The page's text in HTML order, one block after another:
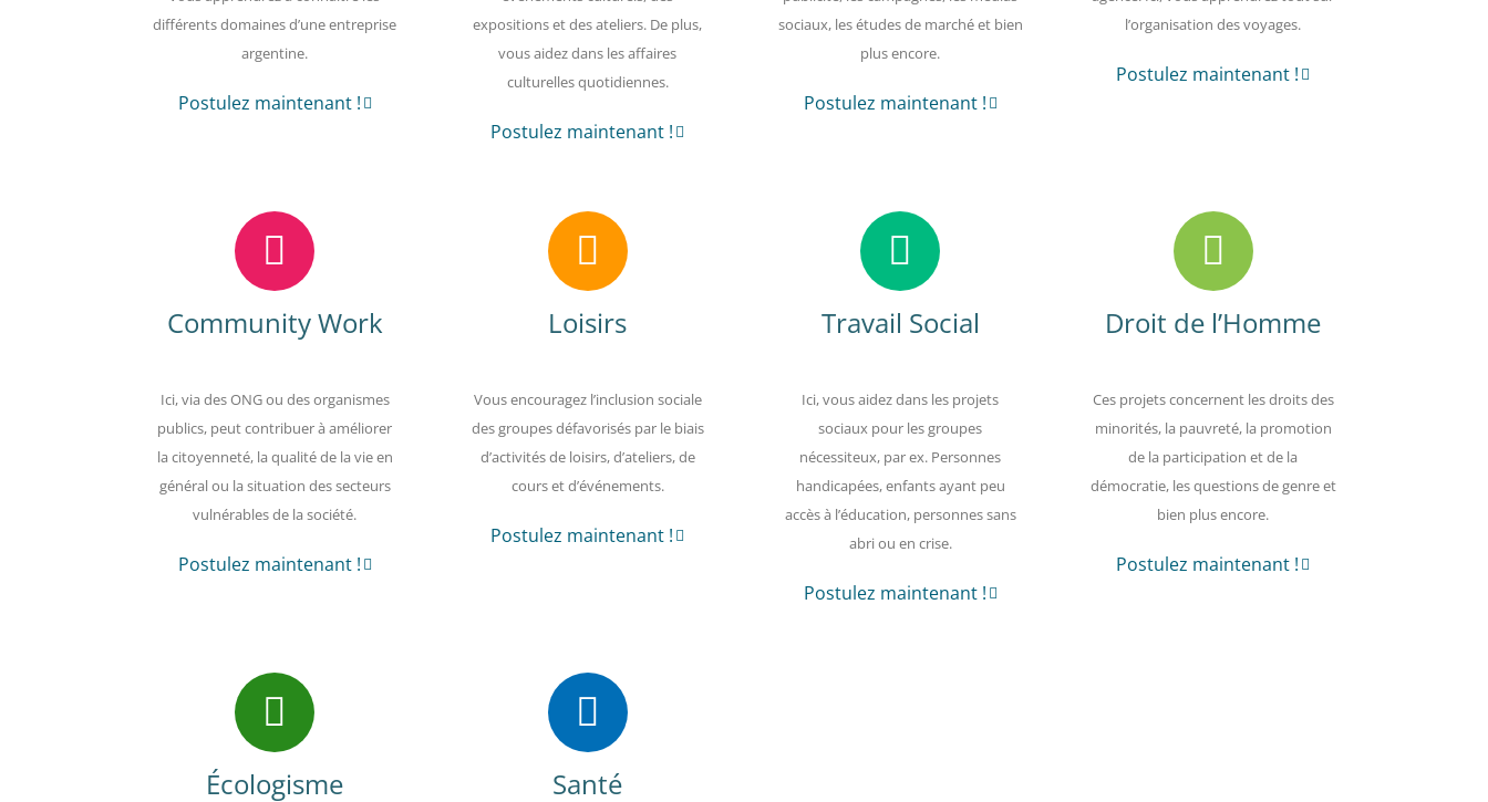
différents domaines d’une entreprise
argentine.
Postulez maintenant !
expositions et des ateliers. De plus,
vous aidez dans les affaires
culturelles quotidiennes.
Postulez maintenant !
sociaux, les études de marché et bien
plus encore.
Postulez maintenant !
l’organisation des voyages.
Postulez maintenant !
Community Work
Ici, via des ONG ou des organismes
publics, peut contribuer à améliorer
la citoyenneté, la qualité de la vie en
général ou la situation des secteurs
vulnérables de la société.
Postulez maintenant !
Loisirs
Vous encouragez l’inclusion sociale
des groupes défavorisés par le biais
d’activités de loisirs, d’ateliers, de
cours et d’événements.
Postulez maintenant !
Travail Social
Ici, vous aidez dans les projets
sociaux pour les groupes
nécessiteux, par ex. Personnes
handicapées, enfants ayant peu
accès à l’éducation, personnes sans
abri ou en crise.
Postulez maintenant !
Droit de l’Homme
Ces projets concernent les droits des
minorités, la pauvreté, la promotion
de la participation et de la
démocratie, les questions de genre et
bien plus encore.
Postulez maintenant !
Écologisme Santé